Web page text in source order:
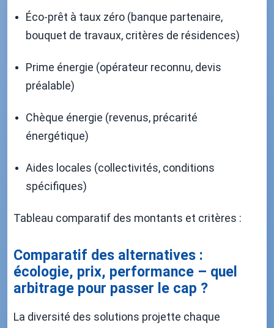
Éco-prêt à taux zéro (banque partenaire,
bouquet de travaux, critères de résidences)
Prime énergie (opérateur reconnu, devis
préalable)
Chèque énergie (revenus, précarité
énergétique)
Aides locales (collectivités, conditions
spécifiques)
Tableau comparatif des montants et critères :
Comparatif des alternatives :
écologie, prix, performance – quel
arbitrage pour passer le cap ?
La diversité des solutions projette chaque